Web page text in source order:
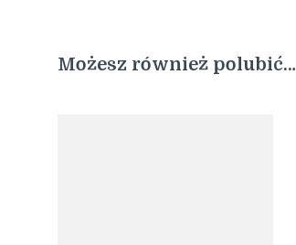
Możesz również polubić…